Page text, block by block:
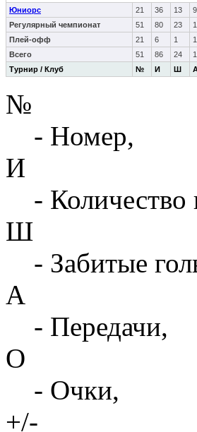
Турнир / Клуб № И Ш
Юниорс
21 36 13 9
Регулярный чемпионат
51 80 23
Плей-офф
21 6 1 1
Всего
51 86 24
№
- Номер,
И
-
Ш
- Забитые
А
- Передачи,
О
- Очки,
+/-